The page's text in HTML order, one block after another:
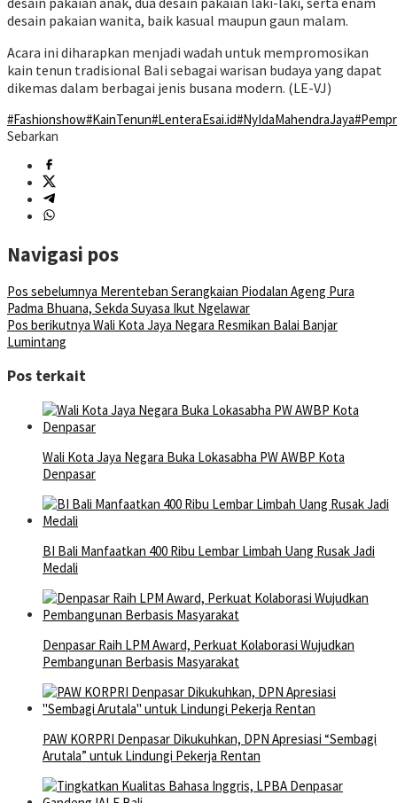
desain pakaian wanita, baik kasual maupun gaun malam.
Acara ini diharapkan menjadi wadah untuk mempromosikan
kain tenun tradisional Bali sebagai warisan budaya yang dapat
dikemas dalam berbagai jenis busana modern. (LE-VJ)
#Fashionshow#KainTenun#LenteraEsai.id#NyIdaMahendraJaya
Sebarkan
Navigasi pos
Pos sebelumnya Merenteban Serangkaian Piodalan Ageng Pura
Padma Bhuana, Sekda Suyasa Ikut Ngelawar
Pos berikutnya Wali Kota Jaya Negara Resmikan Balai Banjar
Lumintang
Pos terkait
Wali Kota Jaya Negara Buka Lokasabha PW AWBP Kota
Denpasar
BI Bali Manfaatkan 400 Ribu Lembar Limbah Uang Rusak Jadi
Medali
Denpasar Raih LPM Award, Perkuat Kolaborasi Wujudkan
Pembangunan Berbasis Masyarakat
PAW KORPRI Denpasar Dikukuhkan, DPN Apresiasi “Sembagi
Arutala” untuk Lindungi Pekerja Rentan